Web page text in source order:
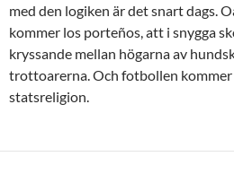
med den logiken är det snart dags.
kommer los porteños, att i snygga
kryssande mellan högarna av
trottoarerna. Och fotbollen
statsreligion.